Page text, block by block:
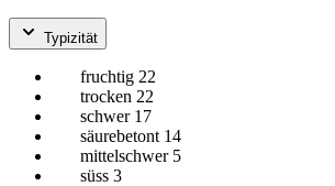
Typizität
fruchtig 22
trocken 22
schwer 17
säurebetont 14
mittelschwer 5
süss 3